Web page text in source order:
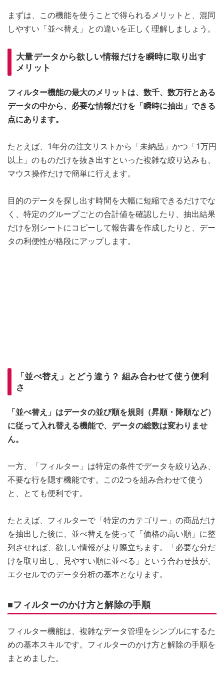
まずは、この機能を使うことで得られるメリットと、混同
しやすい「並べ替え」との違いを正しく理解しましょう。
大量データから欲しい情報だけを瞬時に取り出す
メリット
フィルター機能の最大のメリットは、数千、数万行とある
データの中から、必要な情報だけを「瞬時に抽出」できる
点にあります。
たとえば、1年分の注文リストから「未納品」かつ「1万円
以上」のものだけを抜き出すといった複雑な絞り込みも、
マウス操作だけで簡単に行えます。
目的のデータを探し出す時間を大幅に短縮できるだけでな
く、特定のグループごとの合計値を確認したり、抽出結果
だけを別シートにコピーして報告書を作成したりと、デー
タの利便性が格段にアップします。
「並べ替え」とどう違う？ 組み合わせて使う便利
さ
「並べ替え」はデータの並び順を規則（昇順・降順など）
に従って入れ替える機能で、データの総数は変わりませ
ん。
一方、「フィルター」は特定の条件でデータを絞り込み、
不要な行を隠す機能です。この2つを組み合わせて使う
と、とても便利です。
たとえば、フィルターで「特定のカテゴリー」の商品だけ
を抽出した後に、並べ替えを使って「価格の高い順」に整
列させれば、欲しい情報がより際立ちます。「必要な分だ
けを取り出し、見やすい順に並べる」という合わせ技が、
エクセルでのデータ分析の基本となります。
■フィルターのかけ方と解除の手順
フィルター機能は、複雑なデータ管理をシンプルにするた
めの基本スキルです。フィルターのかけ方と解除の手順を
まとめました。